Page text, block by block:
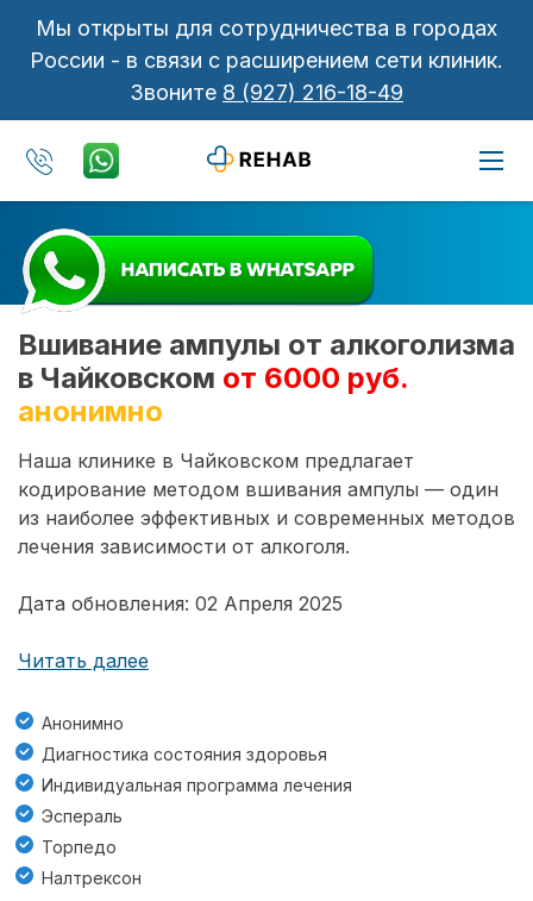
Мы открыты для сотрудничества в городах
России - в связи с расширением сети клиник.
Звоните 8 (927) 216-18-49
Вшивание ампулы от алкоголизма
в Чайковском от 6000 руб.
анонимно
Наша клинике в Чайковском предлагает
кодирование методом вшивания ампулы — один
из наиболее эффективных и современных методов
лечения зависимости от алкоголя.
Дата обновления: 02 Апреля 2025
Читать далее
Анонимно
Диагностика состояния здоровья
Индивидуальная программа лечения
Эспераль
Торпедо
Налтрексон